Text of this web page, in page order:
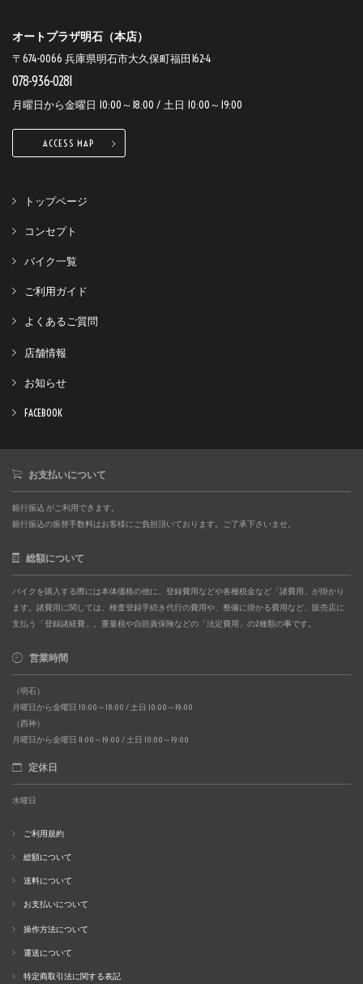
オートプラザ明石（本店）
〒674-0066 兵庫県明石市大久保町福田162-4
078-936-0281
月曜日から金曜日 10:00～18:00 / 土日 10:00～19:00
ACCESS MAP
トップページ
コンセプト
バイク一覧
ご利用ガイド
よくあるご質問
店舗情報
お知らせ
FACEBOOK
お支払いについて
銀行振込 がご利用できます。
銀行振込の振替手数料はお客様にご負担頂いております。ご了承下さいませ。
総額について
バイクを購入する際には本体価格の他に、登録費用などや各種税金など「諸費用」が掛かり
ます。諸費用に関しては、検査登録手続き代行の費用や、整備に掛かる費用など、販売店に
支払う「登録諸経費」。重量税や自賠責保険などの「法定費用」の2種類の事です。
営業時間
（明石）
月曜日から金曜日 10:00～18:00 / 土日 10:00～19:00
（西神）
月曜日から金曜日 11:00～19:00 / 土日 10:00～19:00
定休日
水曜日
ご利用規約
総額について
送料について
お支払いについて
操作方法について
運送について
特定商取引法に関する表記